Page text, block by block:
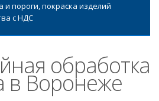
пороги, покраска изделий
с НДС
обработка
в Воронеже